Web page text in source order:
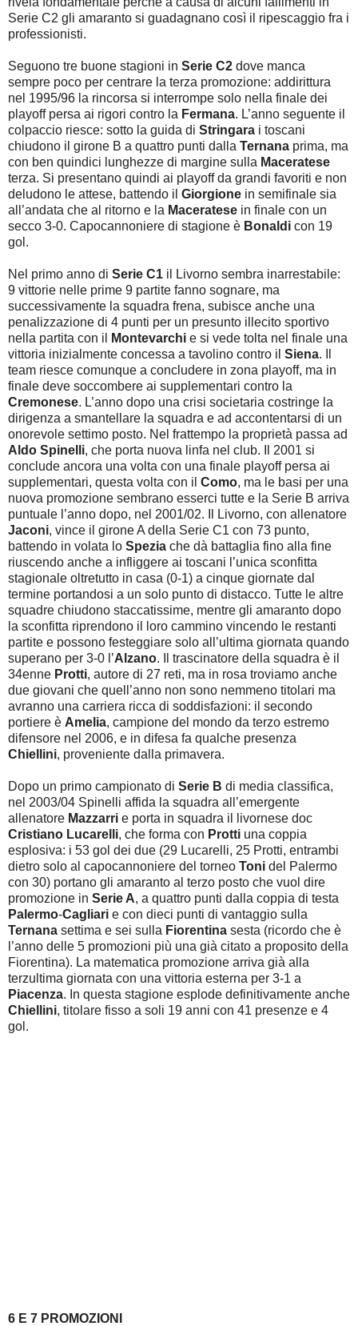
Serie C2 gli amaranto si guadagnano così il ripescaggio fra i
professionisti.
Seguono tre buone stagioni in Serie C2 dove manca
sempre poco per centrare la terza promozione: addirittura
nel 1995/96 la rincorsa si interrompe solo nella finale dei
playoff persa ai rigori contro la Fermana. L’anno seguente il
colpaccio riesce: sotto la guida di Stringara i toscani
chiudono il girone B a quattro punti dalla Ternana prima, ma
con ben quindici lunghezze di margine sulla Maceratese
terza. Si presentano quindi ai playoff da grandi favoriti e non
deludono le attese, battendo il Giorgione in semifinale sia
all’andata che al ritorno e la Maceratese in finale con un
secco 3-0. Capocannoniere di stagione è Bonaldi con 19
gol.
Nel primo anno di Serie C1 il Livorno sembra inarrestabile:
9 vittorie nelle prime 9 partite fanno sognare, ma
successivamente la squadra frena, subisce anche una
penalizzazione di 4 punti per un presunto illecito sportivo
nella partita con il
Montevarchi e si vede tolta nel finale una
vittoria inizialmente concessa a tavolino contro il Siena. Il
team riesce comunque a concludere in zona playoff, ma in
finale deve soccombere ai supplementari contro la
Cremonese. L’anno dopo una crisi societaria costringe la
dirigenza a smantellare la squadra e ad accontentarsi di un
onorevole settimo posto. Nel frattempo la proprietà passa ad
Aldo Spinelli, che porta nuova linfa nel club. Il 2001 si
conclude ancora una volta con una finale playoff persa ai
supplementari, questa volta con il Como, ma le basi per una
nuova promozione sembrano esserci tutte e la Serie B arriva
puntuale l’anno dopo, nel 2001/02. Il Livorno, con allenatore
Jaconi, vince il girone A della Serie C1 con 73 punto,
battendo in volata lo Spezia che dà battaglia fino alla fine
riuscendo anche a infliggere ai toscani l’unica sconfitta
stagionale oltretutto in casa (0-1) a cinque giornate dal
termine portandosi a un solo punto di distacco. Tutte le altre
squadre chiudono staccatissime, mentre gli amaranto dopo
la sconfitta riprendono il loro cammino vincendo le restanti
partite e possono festeggiare solo all’ultima giornata quando
superano per 3-0 l’Alzano. Il trascinatore della squadra è il
34enne Protti, autore di 27 reti, ma in rosa troviamo anche
due giovani che quell’anno non sono nemmeno titolari ma
avranno una carriera ricca di soddisfazioni: il secondo
portiere è Amelia, campione del mondo da terzo estremo
difensore nel 2006, e in difesa fa qualche presenza
Chiellini, proveniente dalla primavera.
Dopo un primo campionato di Serie B di media classifica,
nel 2003/04 Spinelli affida la squadra all’emergente
allenatore Mazzarri e porta in squadra il livornese doc
Cristiano Lucarelli, che forma con Protti una coppia
esplosiva: i 53 gol dei due (29 Lucarelli, 25 Protti, entrambi
dietro solo al capocannoniere del torneo Toni del Palermo
con 30) portano gli amaranto al terzo posto che vuol dire
promozione in Serie A, a quattro punti dalla coppia di testa
Palermo-Cagliari e con dieci punti di vantaggio sulla
Ternana settima e sei sulla Fiorentina sesta (ricordo che è
l’anno delle 5 promozioni più una già citato a proposito della
Fiorentina). La matematica promozione arriva già alla
terzultima giornata con una vittoria esterna per 3-1 a
Piacenza. In questa stagione esplode definitivamente anche
Chiellini, titolare fisso a soli 19 anni con 41 presenze e 4
gol.
6 E 7 PROMOZIONI